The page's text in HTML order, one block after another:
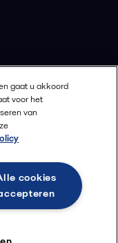
voor de community
gaat u akkoord
voor het
van
cookies